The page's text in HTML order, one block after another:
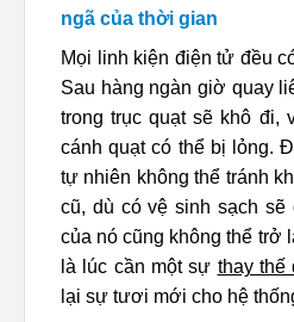
ngã của thời gian
Mọi linh kiện điện tử đều
Sau hàng ngàn giờ quay
trong trục quạt sẽ khô đi,
cánh quạt có thể bị lỏng.
tự nhiên không thể tránh
cũ, dù có vệ sinh sạch sẽ
của nó cũng không thể trở
là lúc cần một sự thay thế
lại sự tươi mới cho hệ